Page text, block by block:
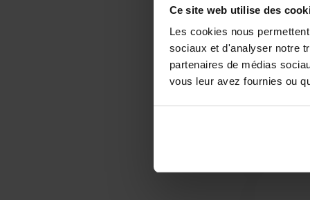
Ce site web utilise des
Les cookies nous
sociaux et d'analyser notre
partenaires de médias
vous leur avez fournies ou